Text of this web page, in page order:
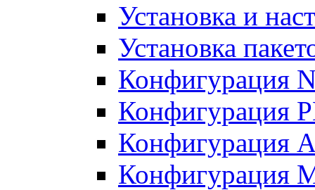
Установка и
Установка
Конфигурация
Конфигурация
Конфигурация
Конфигурация